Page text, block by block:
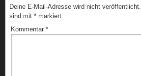
Deine E-Mail-Adresse wird nicht veröffentlicht.
sind mit * markiert
Kommentar *